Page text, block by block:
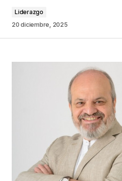
Comentario
*
Guarda mi nombre,
este navegador para la
comente.
Este sitio esta
Liderazgo
20 diciembre, 2025